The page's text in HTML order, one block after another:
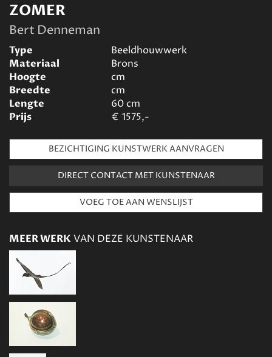
ZOMER
Bert Denneman
Type
Beeldhouwwerk
Materiaal
Brons
Hoogte
cm
Breedte
cm
Lengte
60cm
Prijs
€ 1575,-
BEZICHTIGING KUNSTWERK AANVRAGEN
DIRECT CONTACT MET KUNSTENAAR
MEER WERK VAN DEZE KUNSTENAAR